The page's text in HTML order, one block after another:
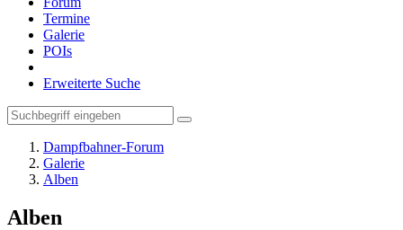
Termine
Galerie
POIs
Erweiterte Suche
Dampfbahner-Forum
Galerie
Alben
Alben